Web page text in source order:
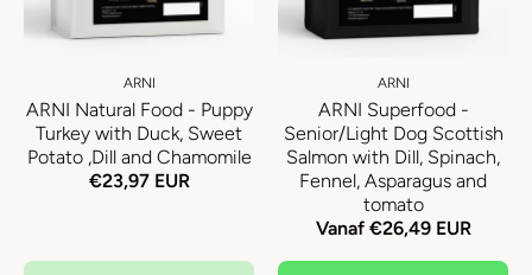
ARNI
ARNI Natural Food - Puppy
Turkey with Duck, Sweet
Potato ,Dill and Chamomile
€23,97 EUR
ARNI
ARNI Superfood -
Senior/Light Dog Scottish
Salmon with Dill, Spinach,
Fennel, Asparagus and
tomato
Vanaf €26,49 EUR